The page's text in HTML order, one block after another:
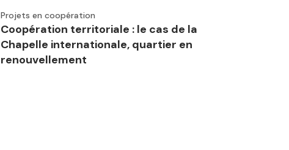
Projets en coopération
Coopération territoriale : le cas de la
Chapelle internationale, quartier en
renouvellement